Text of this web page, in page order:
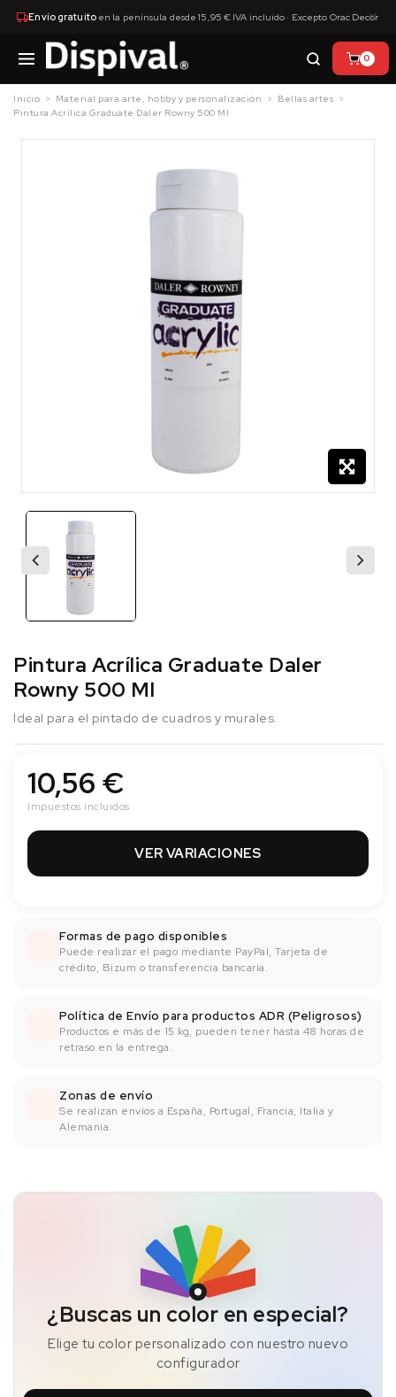
Envío gratuitoen la península desde 15,95 € IVA incluido · Excepto Orac Decor
×
0
Inicio Material para arte, hobby y personalización
Bellas artes
Pintura Acrílica Graduate Daler Rowny 500 Ml
Pintura Acrílica Graduate Daler
Rowny 500 Ml
Ideal para el pintado de cuadros y murales.
10,56 €
Impuestos incluidos
VER VARIACIONES
Formas de pago disponibles
Puede realizar el pago mediante PayPal, Tarjeta de
crédito, Bizum o transferencia bancaría.
Política de Envío para productos ADR (Peligrosos)
Productos e más de 15 kg, pueden tener hasta 48 horas de
retraso en la entrega.
Zonas de envío
Se realizan envíos a España, Portugal, Francia, Italia y
Alemania.
¿Buscas un color en especial?
Elige tu color personalizado con nuestro nuevo
configurador